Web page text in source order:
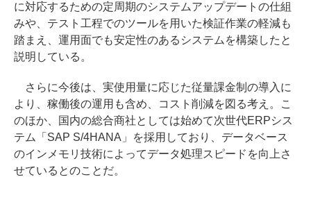
に対応するための定周期のシステムアップデートの仕組
みや、テスト工程でのツールを用いた検証作業の軽減も
踏まえ、運用面でも安定性のあるシステムを構築したと
説明している。
さらに今後は、実使用量に応じた従量課金制の導入に
より、稼働後の運用も含め、コスト削減を図る考え。こ
のほか、国内の総合商社としては始めて次世代ERPシス
テム「SAP S/4HANA」を採用しており、データベース
のインメモリ技術によってデータ処理スピードを向上さ
せているとのことだ。